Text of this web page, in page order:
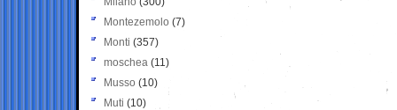
Montezemolo (7)
Monti (357)
moschea (11)
Musso (10)
Muti (10)